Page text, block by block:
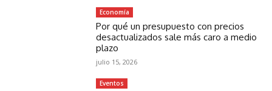
Economía
Por qué un presupuesto con precios
desactualizados sale más caro a medio
plazo
julio 15, 2026
Eventos